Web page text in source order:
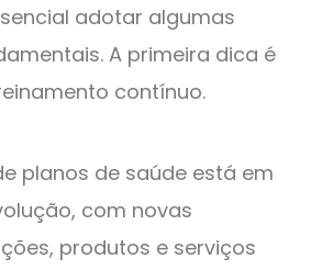
adotar algumas
A primeira dica é
contínuo.
planos de saúde está em
com novas
produtos e serviços